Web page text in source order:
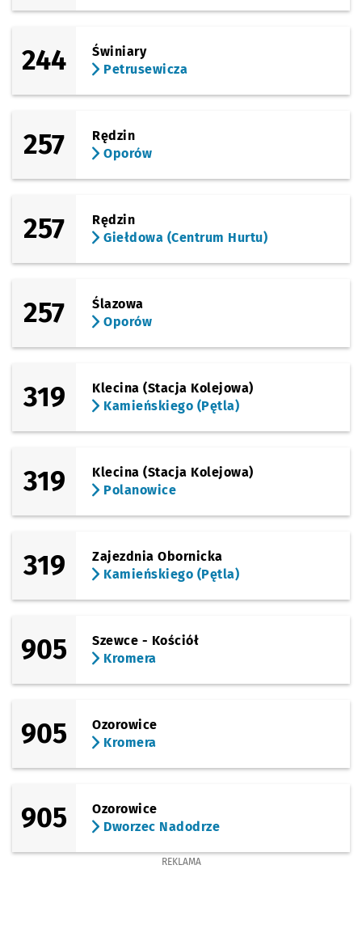
244
Świniary
Petrusewicza
257
Rędzin
Oporów
257
Rędzin
Giełdowa (Centrum Hurtu)
257
Ślazowa
Oporów
319
Klecina (Stacja Kolejowa)
Kamieńskiego (Pętla)
319
Klecina (Stacja Kolejowa)
Polanowice
319
Zajezdnia Obornicka
Kamieńskiego (Pętla)
905
Szewce - Kościół
Kromera
905
Ozorowice
Kromera
905
Ozorowice
Dworzec Nadodrze
REKLAMA